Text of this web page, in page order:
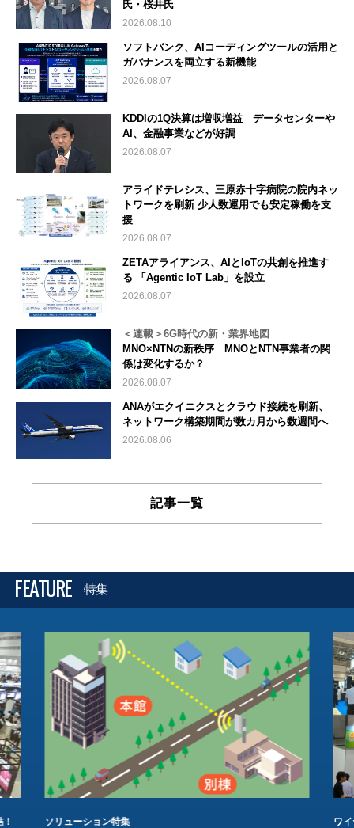
氏・桜井氏
2026.08.10
ソフトバンク、AIコーディングツールの活用と
ガバナンスを両立する新機能
2026.08.07
KDDIの1Q決算は増収増益 データセンターや
AI、金融事業などが好調
2026.08.07
アライドテレシス、三原赤十字病院の院内ネッ
トワークを刷新 少人数運用でも安定稼働を支
援
2026.08.07
ZETAアライアンス、AIとIoTの共創を推進す
る 「Agentic IoT Lab」を設立
2026.08.07
＜連載＞6G時代の新・業界地図
MNO×NTNの新秩序 MNOとNTN事業者の関
係は変化するか？
2026.08.07
ANAがエクイニクスとクラウド接続を刷新、
ネットワーク構築期間が数カ月から数週間へ
2026.08.06
記事一覧
FEATURE 特集
ソリューション特集 ワ